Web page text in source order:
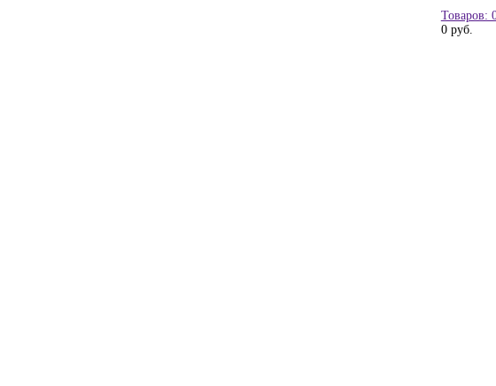
Товаров:
0 руб.